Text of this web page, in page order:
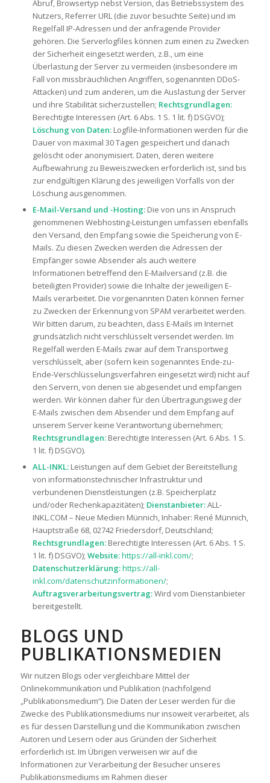
Abruf, Browsertyp nebst Version, das Betriebssystem des
Nutzers, Referrer URL (die zuvor besuchte Seite) und im
Regelfall IP-Adressen und der anfragende Provider
gehören. Die Serverlogfiles können zum einen zu Zwecken
der Sicherheit eingesetzt werden, z.B., um eine
Überlastung der Server zu vermeiden (insbesondere im
Fall von missbräuchlichen Angriffen, sogenannten DDoS-
Attacken) und zum anderen, um die Auslastung der Server
und ihre Stabilität sicherzustellen; Rechtsgrundlagen:
Berechtigte Interessen (Art. 6 Abs. 1 S. 1 lit. f) DSGVO);
Löschung von Daten:Logfile-Informationen werden für die
Dauer von maximal 30 Tagen gespeichert und danach
gelöscht oder anonymisiert. Daten, deren weitere
Aufbewahrung zu Beweiszwecken erforderlich ist, sind bis
zur endgültigen Klärung des jeweiligen Vorfalls von der
Löschung ausgenommen.
E-Mail-Versand und -Hosting: Die von uns in Anspruch
genommenen Webhosting-Leistungen umfassen ebenfalls
den Versand, den Empfang sowie die Speicherung von E-
Mails. Zu diesen Zwecken werden die Adressen der
Empfänger sowie Absender als auch weitere
Informationen betreffend den E-Mailversand (z.B. die
beteiligten Provider) sowie die Inhalte der jeweiligen E-
Mails verarbeitet. Die vorgenannten Daten können ferner
zu Zwecken der Erkennung von SPAM verarbeitet werden.
Wir bitten darum, zu beachten, dass E-Mails im Internet
grundsätzlich nicht verschlüsselt versendet werden. Im
Regelfall werden E-Mails zwar auf dem Transportweg
verschlüsselt, aber (sofern kein sogenanntes Ende-zu-
Ende-Verschlüsselungsverfahren eingesetzt wird) nicht auf
den Servern, von denen sie abgesendet und empfangen
werden. Wir können daher für den Übertragungsweg der
E-Mails zwischen dem Absender und dem Empfang auf
unserem Server keine Verantwortung übernehmen;
Rechtsgrundlagen:Berechtigte Interessen (Art. 6 Abs. 1 S.
1 lit. f) DSGVO).
ALL-INKL: Leistungen auf dem Gebiet der Bereitstellung
von informationstechnischer Infrastruktur und
verbundenen Dienstleistungen (z.B. Speicherplatz
und/oder Rechenkapazitäten); Dienstanbieter:ALL-
INKL.COM – Neue Medien Münnich, Inhaber: René Münnich,
Hauptstraße 68, 02742 Friedersdorf, Deutschland;
Rechtsgrundlagen:Berechtigte Interessen (Art. 6 Abs. 1 S.
1 lit. f) DSGVO); Website:https://all-inkl.com/;
Datenschutzerklärung:https://all-
inkl.com/datenschutzinformationen/;
Auftragsverarbeitungsvertrag:Wird vom Dienstanbieter
bereitgestellt.
BLOGS UND
PUBLIKATIONSMEDIEN
Wir nutzen Blogs oder vergleichbare Mittel der
Onlinekommunikation und Publikation (nachfolgend
„Publikationsmedium“). Die Daten der Leser werden für die
Zwecke des Publikationsmediums nur insoweit verarbeitet, als
es für dessen Darstellung und die Kommunikation zwischen
Autoren und Lesern oder aus Gründen der Sicherheit
erforderlich ist. Im Übrigen verweisen wir auf die
Informationen zur Verarbeitung der Besucher unseres
Publikationsmediums im Rahmen dieser